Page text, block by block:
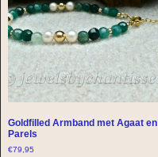
Goldfilled Armband met Agaat en
Parels
€79,95